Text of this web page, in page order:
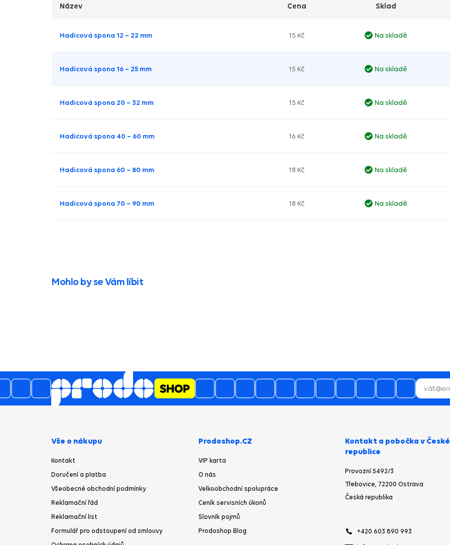
Název Cena Sklad
Hadicová spona 12 – 22 mm 15 Kč Na skladě
Hadicová spona 16 – 25 mm 15 Kč Na skladě
Hadicová spona 20 – 32 mm 15 Kč Na skladě
Hadicová spona 40 – 60 mm 16 Kč Na skladě
Hadicová spona 60 – 80 mm 18 Kč Na skladě
Hadicová spona 70 – 90 mm 18 Kč Na skladě
Mohlo by se Vám líbit
Vše o nákupu
Kontakt
Doručení a platba
Všeobecné obchodní podmínky
Reklamační řád
Reklamační list
Formulář pro odstoupení od smlouvy
Prodoshop.CZ
VIP karta
O nás
Velkoobchodní spolupráce
Ceník servisních úkonů
Slovník pojmů
Prodoshop Blog
Kontakt a pobočka v České
republice
Provozní 5492/3
Třebovice, 72200 Ostrava
Česká republika
+420 603 890 993